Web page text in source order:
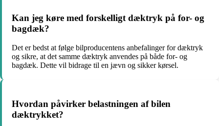
Kan jeg køre med forskelligt dæktryk på for- og
bagdæk?
Det er bedst at følge bilproducentens anbefalinger for dæktryk
og sikre, at det samme dæktryk anvendes på både for- og
bagdæk. Dette vil bidrage til en jævn og sikker kørsel.
Hvordan påvirker belastningen af bilen
dæktrykket?